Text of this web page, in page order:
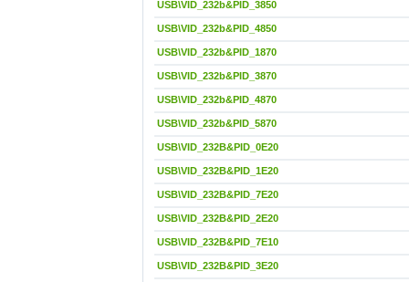
USB\VID_232b&PID_3850
USB\VID_232b&PID_4850
USB\VID_232b&PID_1870
USB\VID_232b&PID_3870
USB\VID_232b&PID_4870
USB\VID_232b&PID_5870
USB\VID_232B&PID_0E20
USB\VID_232B&PID_1E20
USB\VID_232B&PID_7E20
USB\VID_232B&PID_2E20
USB\VID_232B&PID_7E10
USB\VID_232B&PID_3E20